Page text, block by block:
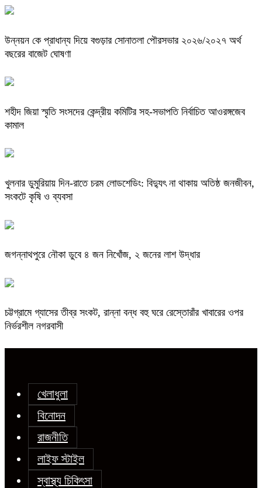
উন্নয়ন কে প্রাধান্য দিয়ে বগুড়ার সোনাতলা পৌরসভার ২০২৬/২০২৭ অর্থ
বছরের বাজেট ঘোষণা
শহীদ জিয়া স্মৃতি সংসদের কেন্দ্রীয় কমিটির সহ-সভাপতি নির্বাচিত আওরঙ্গজেব
কামাল
খুলনার ডুমুরিয়ায় দিন-রাতে চরম লোডশেডিং: বিদ্যুৎ না থাকায় অতিষ্ঠ জনজীবন,
সংকটে কৃষি ও ব্যবসা
জগন্নাথপুরে নৌকা ডুবে ৪ জন নিখোঁজ, ২ জনের লাশ উদ্ধার
চট্টগ্রামে গ্যাসের তীব্র সংকট, রান্না বন্ধ বহু ঘরে রেস্তোরাঁর খাবারের ওপর
নির্ভরশীল নগরবাসী
খেলাধুলা
বিনোদন
রাজনীতি
লাইফ স্টাইল
স্বাস্থ্য চিকিৎসা